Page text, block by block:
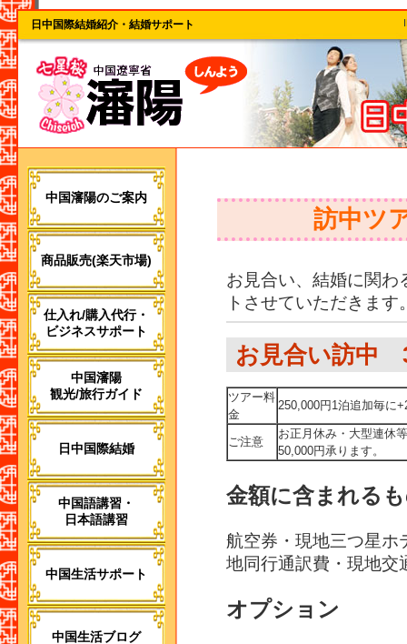
日中国際結婚紹介・結婚サポート
中国瀋陽のご案内
商品販売(楽天市場)
仕入れ/購入代行・
ビジネスサポート
中国瀋陽
観光/旅行ガイド
日中国際結婚
中国語講習・
日本語講習
中国生活サポート
中国生活ブログ
訪中ツ
お見合い、結婚に関わ
トさせていただきます
お見合い訪中
ツアー料
金
250,000円1泊追加毎に
ご注意
お正月休み・大型連休
50,000円承ります。
金額に含まれる
航空券・現地三つ星ホ
地同行通訳費・現地交
オプション